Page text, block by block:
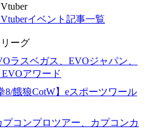
イベント記事一覧
ーグ
ラスベガス、EVOジャパン、
アワード
8/餓狼CotW】eスポーツワール
プコンプロツアー、カプコンカ